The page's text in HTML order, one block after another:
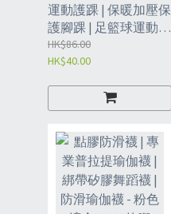
運動護踝 | 保暖加壓保
護腳踝 | 足籃球運動護
腳腕 | 透氣加壓護踝 |
護足 | 運動護具 | 護腳
HK$86.00
HK$40.00